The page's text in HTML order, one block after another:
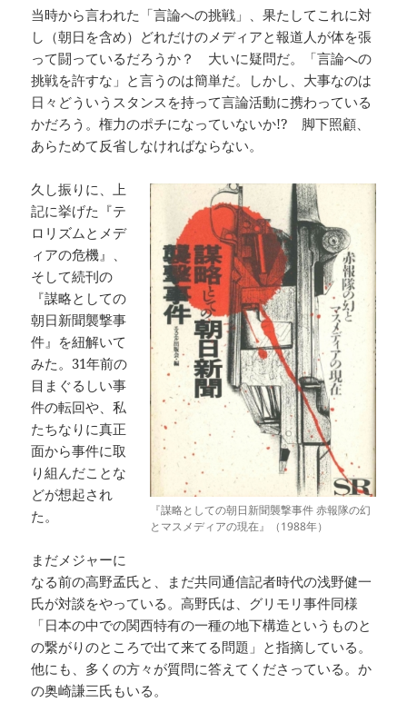
当時から言われた「言論への挑戦」、果たしてこれに対
し（朝日を含め）どれだけのメディアと報道人が体を張
って闘っているだろうか？ 大いに疑問だ。「言論への
挑戦を許すな」と言うのは簡単だ。しかし、大事なのは
日々どういうスタンスを持って言論活動に携わっている
かだろう。権力のポチになっていないか!? 脚下照顧、
あらためて反省しなければならない。
『謀略としての朝日新聞襲撃事件 赤報隊の幻
とマスメディアの現在』（1988年）
久し振りに、上
記に挙げた『テ
ロリズムとメデ
ィアの危機』、
そして続刊の
『謀略としての
朝日新聞襲撃事
件』を紐解いて
みた。31年前の
目まぐるしい事
件の転回や、私
たちなりに真正
面から事件に取
り組んだことな
どが想起され
た。
まだメジャーに
なる前の高野孟氏と、まだ共同通信記者時代の浅野健一
氏が対談をやっている。高野氏は、グリモリ事件同様
「日本の中での関西特有の一種の地下構造というものと
の繋がりのところで出て来てる問題」と指摘している。
他にも、多くの方々が質問に答えてくださっている。か
の奥崎謙三氏もいる。